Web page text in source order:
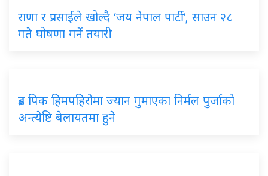
राणा र प्रसाईंले खोल्दै ‘जय नेपाल पार्टी’, साउन २८
गते घोषणा गर्ने तयारी
ब्रड पिक हिमपहिरोमा ज्यान गुमाएका निर्मल पुर्जाको
अन्त्येष्टि बेलायतमा हुने